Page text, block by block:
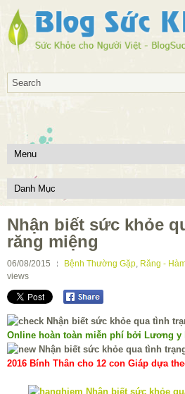
Nhận biết sức khỏe
răng miệng
06/08/2015 Bệnh Thường Gặp, Răng -
views
Online hoàn toàn miễn phí bởi Lương y
2016 Bính Thân cho 12 con Giáp dựa